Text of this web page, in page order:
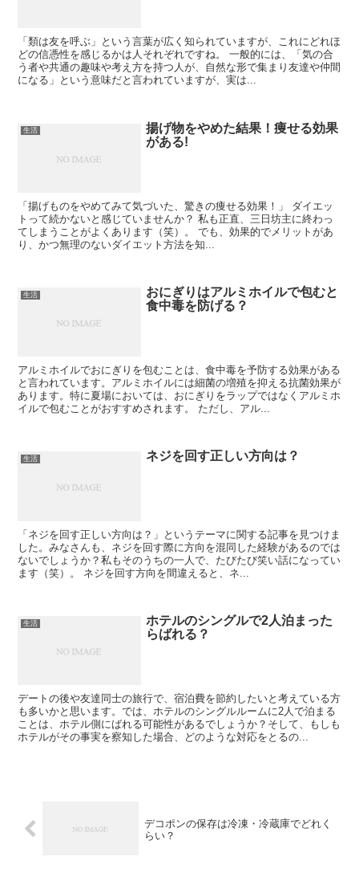
「類は友を呼ぶ」という言葉が広く知られていますが、これにどれほ
どの信憑性を感じるかは人それぞれですね。 一般的には、「気の合
う者や共通の趣味や考え方を持つ人が、自然な形で集まり友達や仲間
になる」という意味だと言われていますが、実は...
生活
揚げ物をやめた結果！痩せる効果
がある!
「揚げものをやめてみて気づいた、驚きの痩せる効果！」 ダイエッ
トって続かないと感じていませんか？ 私も正直、三日坊主に終わっ
てしまうことがよくあります（笑）。 でも、効果的でメリットがあ
り、かつ無理のないダイエット方法を知...
生活
おにぎりはアルミホイルで包むと
食中毒を防げる？
アルミホイルでおにぎりを包むことは、食中毒を予防する効果がある
と言われています。アルミホイルには細菌の増殖を抑える抗菌効果が
あります。特に夏場においては、おにぎりをラップではなくアルミホ
イルで包むことがおすすめされます。 ただし、アル...
生活 ネジを回す正しい方向は？
「ネジを回す正しい方向は？」というテーマに関する記事を見つけま
した。みなさんも、ネジを回す際に方向を混同した経験があるのでは
ないでしょうか？私もそのうちの一人で、たびたび笑い話になってい
ます（笑）。 ネジを回す方向を間違えると、ネ...
生活
ホテルのシングルで2人泊まった
らばれる？
デートの後や友達同士の旅行で、宿泊費を節約したいと考えている方
も多いかと思います。では、ホテルのシングルルームに2人で泊まる
ことは、ホテル側にばれる可能性があるでしょうか？そして、もしも
ホテルがその事実を察知した場合、どのような対応をとるの...
デコポンの保存は冷凍・冷蔵庫でどれく
らい？